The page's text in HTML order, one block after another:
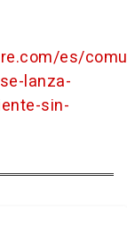
es/
lanza-
sin-